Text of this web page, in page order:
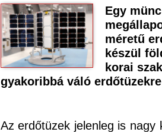
Egy
méretű
készül
korai
gyakoribbá váló
Az erdőtüzek jelenleg is